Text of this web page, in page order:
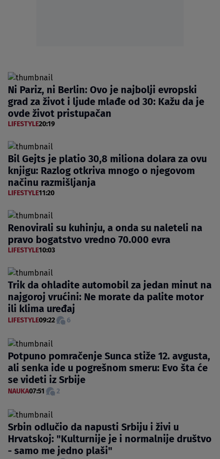
Ni Pariz, ni Berlin: Ovo je najbolji evropski
grad za život i ljude mlađe od 30: Kažu da je
ovde život pristupačan
LIFESTYLE20:19
Bil Gejts je platio 30,8 miliona dolara za ovu
knjigu: Razlog otkriva mnogo o njegovom
načinu razmišljanja
LIFESTYLE11:20
Renovirali su kuhinju, a onda su naleteli na
pravo bogatstvo vredno 70.000 evra
LIFESTYLE10:03
Trik da ohladite automobil za jedan minut na
najgoroj vrućini: Ne morate da palite motor
ili klima uređaj
LIFESTYLE09:22 6
Potpuno pomračenje Sunca stiže 12. avgusta,
ali senka ide u pogrešnom smeru: Evo šta će
se videti iz Srbije
NAUKA07:51 2
Srbin odlučio da napusti Srbiju i živi u
Hrvatskoj: "Kulturnije je i normalnije društvo
- samo me jedno plaši"